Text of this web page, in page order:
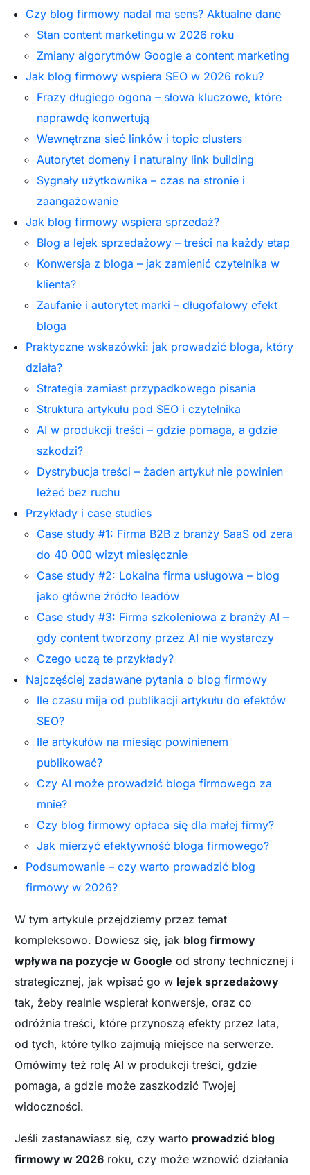
Czy blog firmowy nadal ma sens? Aktualne dane
Stan content marketingu w 2026 roku
Zmiany algorytmów Google a content marketing
Jak blog firmowy wspiera SEO w 2026 roku?
Frazy długiego ogona – słowa kluczowe, które
naprawdę konwertują
Wewnętrzna sieć linków i topic clusters
Autorytet domeny i naturalny link building
Sygnały użytkownika – czas na stronie i
zaangażowanie
Jak blog firmowy wspiera sprzedaż?
Blog a lejek sprzedażowy – treści na każdy etap
Konwersja z bloga – jak zamienić czytelnika w
klienta?
Zaufanie i autorytet marki – długofalowy efekt
bloga
Praktyczne wskazówki: jak prowadzić bloga, który
działa?
Strategia zamiast przypadkowego pisania
Struktura artykułu pod SEO i czytelnika
AI w produkcji treści – gdzie pomaga, a gdzie
szkodzi?
Dystrybucja treści – żaden artykuł nie powinien
leżeć bez ruchu
Przykłady i case studies
Case study #1: Firma B2B z branży SaaS od zera
do 40 000 wizyt miesięcznie
Case study #2: Lokalna firma usługowa – blog
jako główne źródło leadów
Case study #3: Firma szkoleniowa z branży AI –
gdy content tworzony przez AI nie wystarczy
Czego uczą te przykłady?
Najczęściej zadawane pytania o blog firmowy
Ile czasu mija od publikacji artykułu do efektów
SEO?
Ile artykułów na miesiąc powinienem
publikować?
Czy AI może prowadzić bloga firmowego za
mnie?
Czy blog firmowy opłaca się dla małej firmy?
Jak mierzyć efektywność bloga firmowego?
Podsumowanie – czy warto prowadzić blog
firmowy w 2026?
W tym artykule przejdziemy przez temat
kompleksowo. Dowiesz się, jak blog firmowy
wpływa na pozycje w Google od strony technicznej i
strategicznej, jak wpisać go w lejek sprzedażowy
tak, żeby realnie wspierał konwersje, oraz co
odróżnia treści, które przynoszą efekty przez lata,
od tych, które tylko zajmują miejsce na serwerze.
Omówimy też rolę AI w produkcji treści, gdzie
pomaga, a gdzie może zaszkodzić Twojej
widoczności.
Jeśli zastanawiasz się, czy warto prowadzić blog
firmowy w 2026 roku, czy może wznowić działania